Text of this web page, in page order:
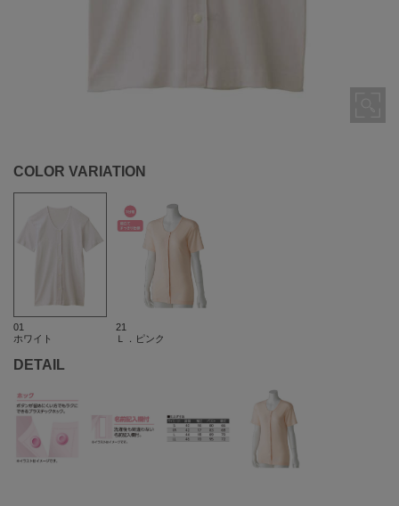
COLOR VARIATION
01
ホワイト
21
Ｌ．ピンク
DETAIL